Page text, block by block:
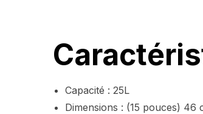
Capacité : 25L
Dimensions : (15 pouces)